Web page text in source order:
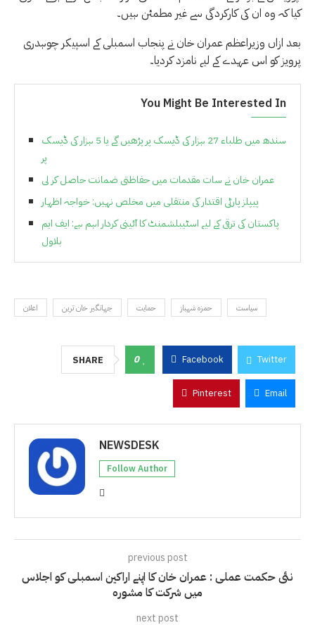
کیا کہ وہ ان کی کارکردگی سے غیر مطمئن ہیں۔
بعد ازاں وزیراعظم عمران خان نے پنجاب اسمبلی کے اسپیکر چوہدری
پرویز کو اس عہدے کے لیے نامزد کردیا۔
You Might Be Interested In
سندھ میں طلباء 27 ہزار کی ڈیسک پر پڑھیں گے یا 5 ہزار کی ڈیسک
پر
عمران خان نے سات مقدمات میں حفاظتی ضمانت حاصل کر لی
پیپلز پارٹی اقتدار کی منتقلی میں مخلص نہیں: خواجہ اظہار
پاکستان کی ترقی کے لیے اسٹیبلشمنٹ کا آئینی کردار اہم ہے: ایف ایم
بلاول
اعلان جہانگیر خان ترین حمایت حمزہ شہباز سیاست
SHARE 0 Facebook Twitter
Pinterest Email
NEWSDESK
Follow Author
previous post
نئی حکمت عملی : عمران خان کا اپنے اراکین اسمبلی کو اجلاس
میں شرکت کا مشورہ
next post